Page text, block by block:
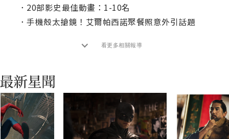
． 20部影史最佳動畫：1-10名
． 手機殼太搶鏡！艾爾帕西諾聚餐照意外引話題
看更多相關報導